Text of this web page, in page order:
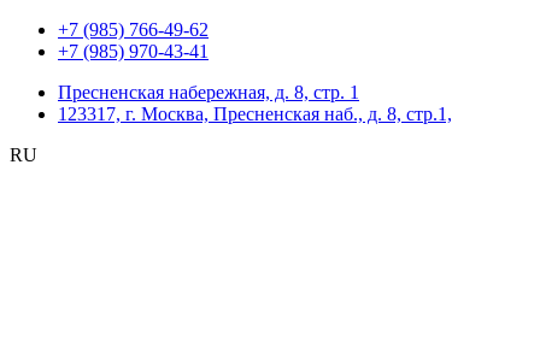
+7 (985) 766-49-62
+7 (985) 970-43-41
Пресненская набережная, д. 8, стр. 1
123317, г. Москва, Пресненская наб., д. 8, стр.1,
RU